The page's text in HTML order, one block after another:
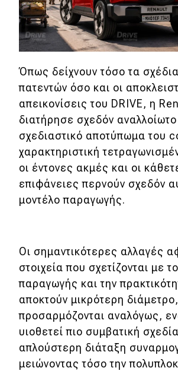
MOTO
Μεταχειρισμένο
Οδηγός αγοράς
Συμβουλές
Χρηστικά
Συμβουλές
ΚΤΕΟ
Οδική βοήθεια
eDRIVE
DRIVE USED
Όπως δείχνουν τόσο τα
πατεντών όσο και οι
απεικονίσεις του DRIVE, η
διατήρησε σχεδόν αναλλοίωτο
σχεδιαστικό αποτύπωμα του
χαρακτηριστική
οι έντονες ακμές και οι
επιφάνειες περνούν σχεδόν
μοντέλο παραγωγής.
Οι σημαντικότερες αλλαγές
στοιχεία που σχετίζονται με
παραγωγής και την
αποκτούν μικρότερη
προσαρμόζονται αναλόγως,
υιοθετεί πιο συμβατική
απλούστερη διάταξη
μειώνοντας τόσο την